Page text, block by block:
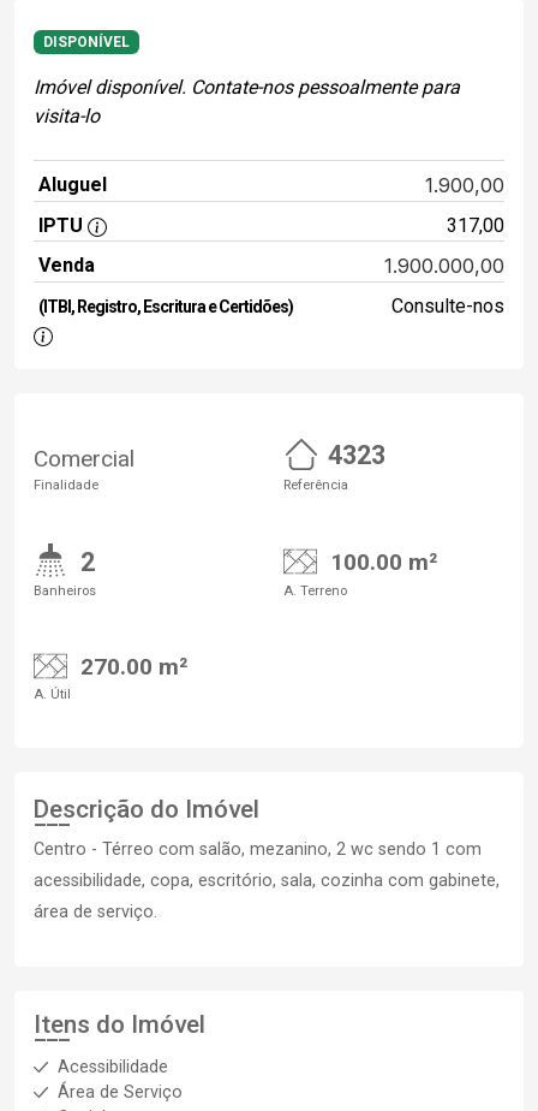
DISPONÍVEL
Imóvel disponível. Contate-nos pessoalmente para
visita-lo
Aluguel 1.900,00
IPTU
317,00
Venda
1.900.000,00
(ITBI, Registro, Escritura e Certidões) Consulte-nos
Comercial
Finalidade
4323
Referência
2
Banheiros
100.00 m²
A. Terreno
270.00 m²
A. Útil
Descrição do Imóvel
Centro - Térreo com salão, mezanino, 2 wc sendo 1 com
acessibilidade, copa, escritório, sala, cozinha com gabinete,
área de serviço.
Itens do Imóvel
Acessibilidade
Área de Serviço